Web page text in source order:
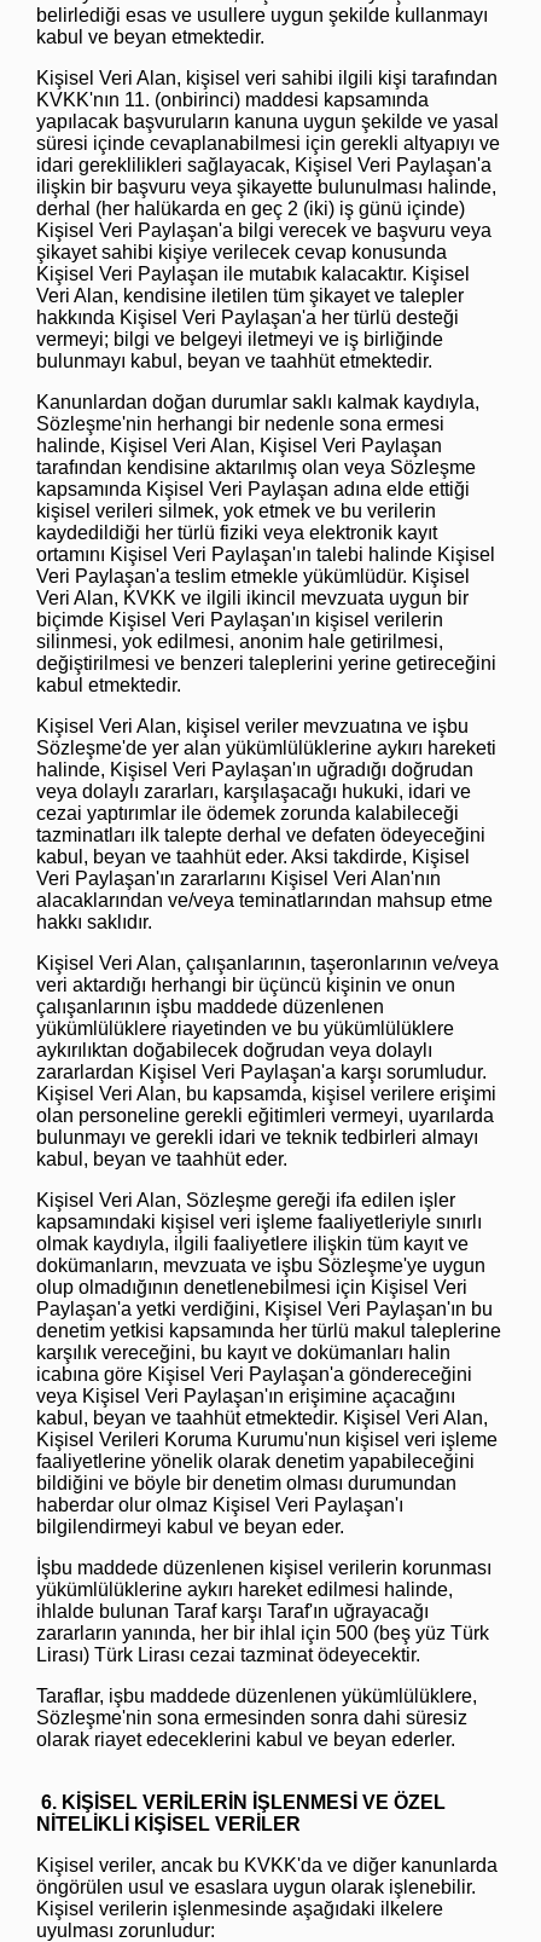
belirlediği esas ve usullere uygun şekilde kullanmayı
kabul ve beyan etmektedir.
Kişisel Veri Alan, kişisel veri sahibi ilgili kişi tarafından
KVKK'nın 11. (onbirinci) maddesi kapsamında
yapılacak başvuruların kanuna uygun şekilde ve yasal
süresi içinde cevaplanabilmesi için gerekli altyapıyı ve
idari gereklilikleri sağlayacak, Kişisel Veri Paylaşan'a
ilişkin bir başvuru veya şikayette bulunulması halinde,
derhal (her halükarda en geç 2 (iki) iş günü içinde)
Kişisel Veri Paylaşan'a bilgi verecek ve başvuru veya
şikayet sahibi kişiye verilecek cevap konusunda
Kişisel Veri Paylaşan ile mutabık kalacaktır. Kişisel
Veri Alan, kendisine iletilen tüm şikayet ve talepler
hakkında Kişisel Veri Paylaşan'a her türlü desteği
vermeyi; bilgi ve belgeyi iletmeyi ve iş birliğinde
bulunmayı kabul, beyan ve taahhüt etmektedir.
Kanunlardan doğan durumlar saklı kalmak kaydıyla,
Sözleşme'nin herhangi bir nedenle sona ermesi
halinde, Kişisel Veri Alan, Kişisel Veri Paylaşan
tarafından kendisine aktarılmış olan veya Sözleşme
kapsamında Kişisel Veri Paylaşan adına elde ettiği
kişisel verileri silmek, yok etmek ve bu verilerin
kaydedildiği her türlü fiziki veya elektronik kayıt
ortamını Kişisel Veri Paylaşan'ın talebi halinde Kişisel
Veri Paylaşan'a teslim etmekle yükümlüdür. Kişisel
Veri Alan, KVKK ve ilgili ikincil mevzuata uygun bir
biçimde Kişisel Veri Paylaşan'ın kişisel verilerin
silinmesi, yok edilmesi, anonim hale getirilmesi,
değiştirilmesi ve benzeri taleplerini yerine getireceğini
kabul etmektedir.
Kişisel Veri Alan, kişisel veriler mevzuatına ve işbu
Sözleşme'de yer alan yükümlülüklerine aykırı hareketi
halinde, Kişisel Veri Paylaşan'ın uğradığı doğrudan
veya dolaylı zararları, karşılaşacağı hukuki, idari ve
cezai yaptırımlar ile ödemek zorunda kalabileceği
tazminatları ilk talepte derhal ve defaten ödeyeceğini
kabul, beyan ve taahhüt eder. Aksi takdirde, Kişisel
Veri Paylaşan'ın zararlarını Kişisel Veri Alan'nın
alacaklarından ve/veya teminatlarından mahsup etme
hakkı saklıdır.
Kişisel Veri Alan, çalışanlarının, taşeronlarının ve/veya
veri aktardığı herhangi bir üçüncü kişinin ve onun
çalışanlarının işbu maddede düzenlenen
yükümlülüklere riayetinden ve bu yükümlülüklere
aykırılıktan doğabilecek doğrudan veya dolaylı
zararlardan Kişisel Veri Paylaşan'a karşı sorumludur.
Kişisel Veri Alan, bu kapsamda, kişisel verilere erişimi
olan personeline gerekli eğitimleri vermeyi, uyarılarda
bulunmayı ve gerekli idari ve teknik tedbirleri almayı
kabul, beyan ve taahhüt eder.
Kişisel Veri Alan, Sözleşme gereği ifa edilen işler
kapsamındaki kişisel veri işleme faaliyetleriyle sınırlı
olmak kaydıyla, ilgili faaliyetlere ilişkin tüm kayıt ve
dokümanların, mevzuata ve işbu Sözleşme'ye uygun
olup olmadığının denetlenebilmesi için Kişisel Veri
Paylaşan'a yetki verdiğini, Kişisel Veri Paylaşan'ın bu
denetim yetkisi kapsamında her türlü makul taleplerine
karşılık vereceğini, bu kayıt ve dokümanları halin
icabına göre Kişisel Veri Paylaşan'a göndereceğini
veya Kişisel Veri Paylaşan'ın erişimine açacağını
kabul, beyan ve taahhüt etmektedir. Kişisel Veri Alan,
Kişisel Verileri Koruma Kurumu'nun kişisel veri işleme
faaliyetlerine yönelik olarak denetim yapabileceğini
bildiğini ve böyle bir denetim olması durumundan
haberdar olur olmaz Kişisel Veri Paylaşan'ı
bilgilendirmeyi kabul ve beyan eder.
İşbu maddede düzenlenen kişisel verilerin korunması
yükümlülüklerine aykırı hareket edilmesi halinde,
ihlalde bulunan Taraf karşı Taraf'ın uğrayacağı
zararların yanında, her bir ihlal için 500 (beş yüz Türk
Lirası) Türk Lirası cezai tazminat ödeyecektir.
Taraflar, işbu maddede düzenlenen yükümlülüklere,
Sözleşme'nin sona ermesinden sonra dahi süresiz
olarak riayet edeceklerini kabul ve beyan ederler.
6. KİŞİSEL VERİLERİN İŞLENMESİ VE ÖZEL
NİTELİKLİ KİŞİSEL VERİLER
Kişisel veriler, ancak bu KVKK'da ve diğer kanunlarda
öngörülen usul ve esaslara uygun olarak işlenebilir.
Kişisel verilerin işlenmesinde aşağıdaki ilkelere
uyulması zorunludur: